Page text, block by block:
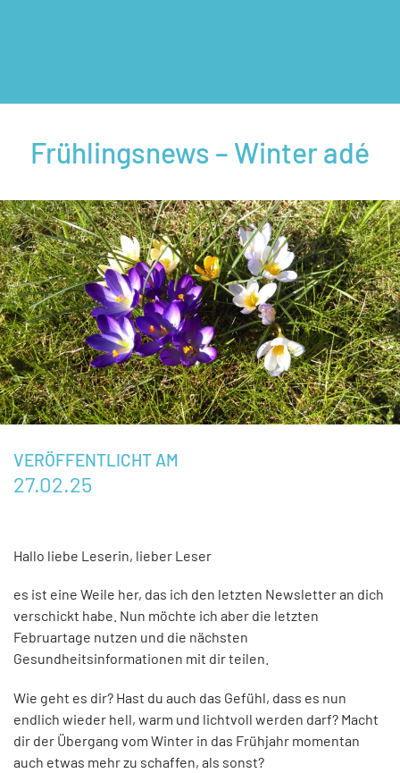
Frühlingsnews – Winter adé
VERÖFFENTLICHT AM
27.02.25
Hallo liebe Leserin, lieber Leser
es ist eine Weile her, das ich den letzten Newsletter an dich
verschickt habe. Nun möchte ich aber die letzten
Februartage nutzen und die nächsten
Gesundheitsinformationen mit dir teilen.
Wie geht es dir? Hast du auch das Gefühl, dass es nun
endlich wieder hell, warm und lichtvoll werden darf? Macht
dir der Übergang vom Winter in das Frühjahr momentan
auch etwas mehr zu schaffen, als sonst?